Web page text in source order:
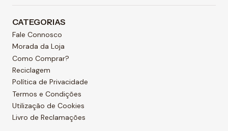
CATEGORIAS
Fale Connosco
Morada da Loja
Como Comprar?
Reciclagem
Política de Privacidade
Termos e Condições
Utilização de Cookies
Livro de Reclamações